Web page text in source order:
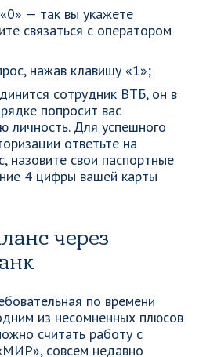
— так вы укажете
связаться с оператором
нажав клавишу «1»;
сотрудник ВТБ, он в
попросит вас
личность. Для успешного
ответьте на
назовите свои паспортные
4 цифры вашей карты
через
по времени
из несомненных плюсов
считать работу с
совсем недавно